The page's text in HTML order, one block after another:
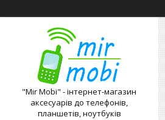
"Mir Mobi" - інтернет-магазин
аксесуарів до телефонів,
планшетів, ноутбуків